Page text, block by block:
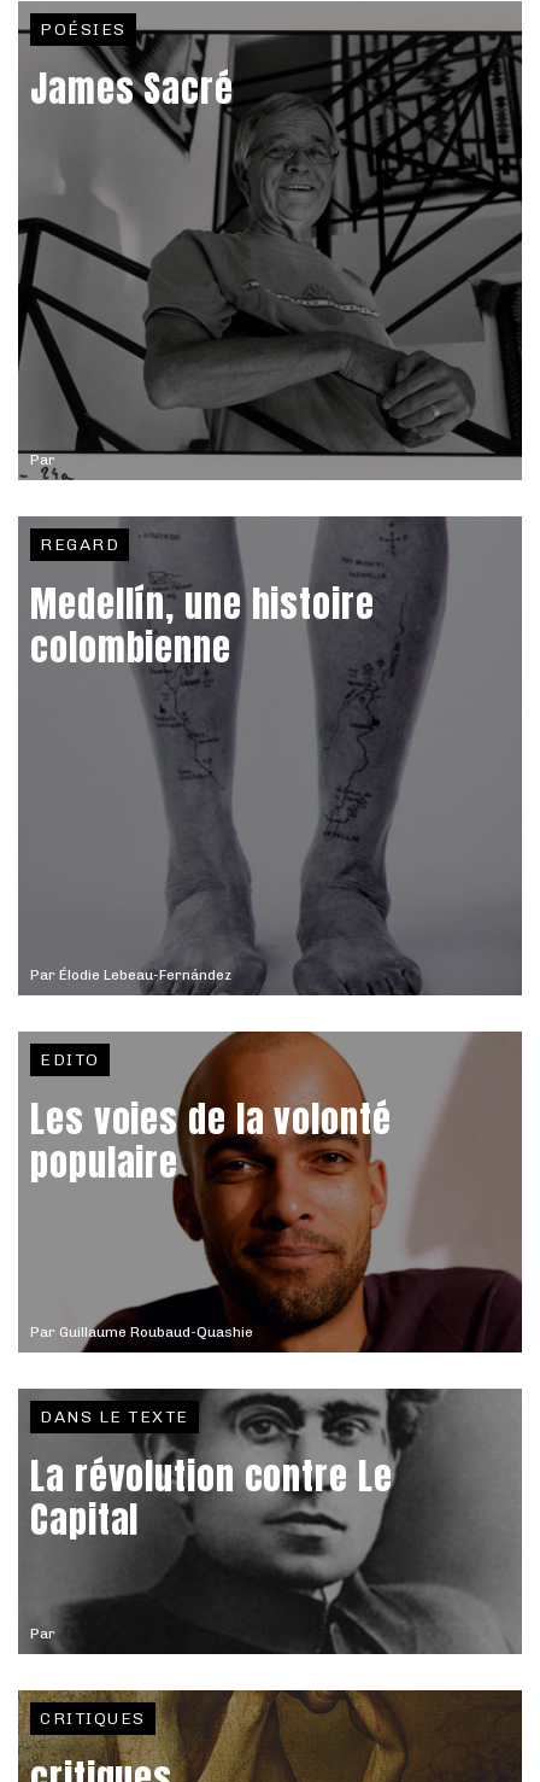
Par
POÉSIES
James Sacré
Par Élodie Lebeau-Fernández
REGARD
Medellín, une histoire
colombienne
Par Guillaume Roubaud-Quashie
EDITO
Les voies de la volonté
populaire
Par
DANS LE TEXTE
La révolution contre Le
Capital
CRITIQUES